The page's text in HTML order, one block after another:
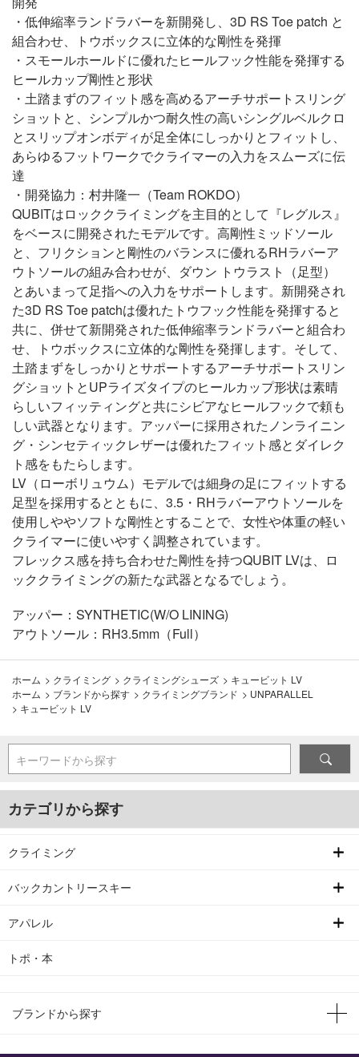
・低伸縮率ランドラバーを新開発し、3D RS Toe patch と
組合わせ、トウボックスに立体的な剛性を発揮
・スモールホールドに優れたヒールフック性能を発揮する
ヒールカップ剛性と形状
・土踏まずのフィット感を高めるアーチサポートスリング
ショットと、シンプルかつ耐久性の高いシングルベルクロ
とスリップオンボディが足全体にしっかりとフィットし、
あらゆるフットワークでクライマーの入力をスムーズに伝
達
・開発協力：村井隆一（Team ROKDO）
QUBITはロッククライミングを主目的として『レグルス』
をベースに開発されたモデルです。高剛性ミッドソール
と、フリクションと剛性のバランスに優れるRHラバーア
ウトソールの組み合わせが、ダウン トウラスト（足型）
とあいまって足指への入力をサポートします。新開発され
た3D RS Toe patchは優れたトウフック性能を発揮すると
共に、併せて新開発された低伸縮率ランドラバーと組合わ
せ、トウボックスに立体的な剛性を発揮します。そして、
土踏まずをしっかりとサポートするアーチサポートスリン
グショットとUPライズタイプのヒールカップ形状は素晴
らしいフィッティングと共にシビアなヒールフックで頼も
しい武器となります。アッパーに採用されたノンライニン
グ・シンセティックレザーは優れたフィット感とダイレク
ト感をもたらします。
LV（ローボリュウム）モデルでは細身の足にフィットする
足型を採用するとともに、3.5・RHラバーアウトソールを
使用しややソフトな剛性とすることで、女性や体重の軽い
クライマーに使いやすく調整されています。
フレックス感を持ち合わせた剛性を持つQUBIT LVは、ロ
ッククライミングの新たな武器となるでしょう。
アッパー：SYNTHETIC(W/O LINING)
アウトソール：RH3.5mm（Full）
ホーム > クライミング > クライミングシューズ > キュービット LV
ホーム > ブランドから探す > クライミングブランド > UNPARALLEL
> キュービット LV
キーワードから探す
カテゴリから探す
クライミング
バックカントリースキー
アパレル
トポ・本
ブランドから探す